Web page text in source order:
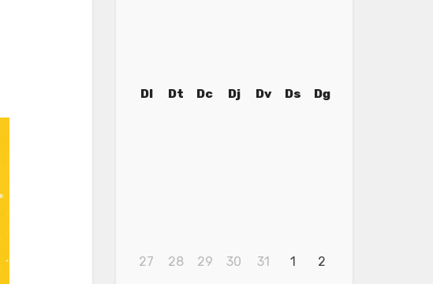
Dl Dt Dc Dj Dv Ds Dg
27 28 29 30 31 1 2